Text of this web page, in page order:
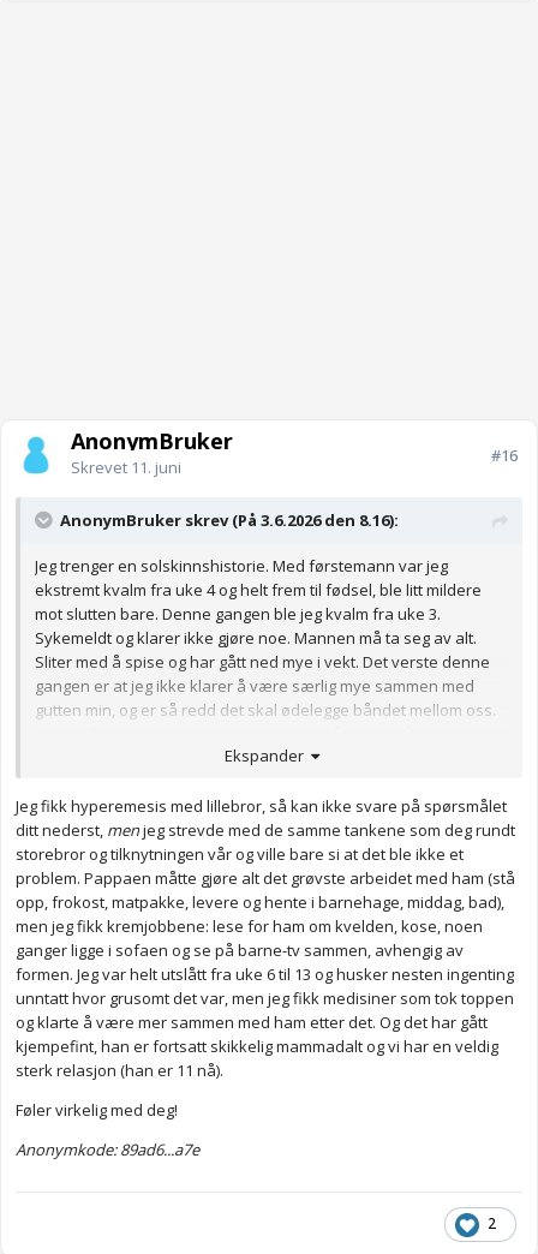
AnonymBruker
Skrevet 11. juni
#16
AnonymBruker skrev (På 3.6.2026 den 8.16):
Jeg trenger en solskinnshistorie. Med førstemann var jeg
ekstremt kvalm fra uke 4 og helt frem til fødsel, ble litt mildere
mot slutten bare. Denne gangen ble jeg kvalm fra uke 3.
Sykemeldt og klarer ikke gjøre noe. Mannen må ta seg av alt.
Sliter med å spise og har gått ned mye i vekt. Det verste denne
gangen er at jeg ikke klarer å være særlig mye sammen med
gutten min, og er så redd det skal ødelegge båndet mellom oss.
dager. Klamrer meg til håpet om at det kan bli annerledes denne
Finnes det noen der som har opplevd lignende hvor det faktisk
har snudd med andremann? Blitt kvalmefri?
Anonymkode: fd501...289
Ekspander
Jeg fikk hyperemesis med lillebror, så kan ikke svare på spørsmålet
ditt nederst, menjeg strevde med de samme tankene som deg rundt
storebror og tilknytningen vår og ville bare si at det ble ikke et
problem. Pappaen måtte gjøre alt det grøvste arbeidet med ham (stå
opp, frokost, matpakke, levere og hente i barnehage, middag, bad),
men jeg fikk kremjobbene: lese for ham om kvelden, kose, noen
ganger ligge i sofaen og se på barne-tv sammen, avhengig av
formen. Jeg var helt utslått fra uke 6 til 13 og husker nesten ingenting
unntatt hvor grusomt det var, men jeg fikk medisiner som tok toppen
og klarte å være mer sammen med ham etter det. Og det har gått
kjempefint, han er fortsatt skikkelig mammadalt og vi har en veldig
sterk relasjon (han er 11 nå).
Føler virkelig med deg!
Anonymkode: 89ad6...a7e
2